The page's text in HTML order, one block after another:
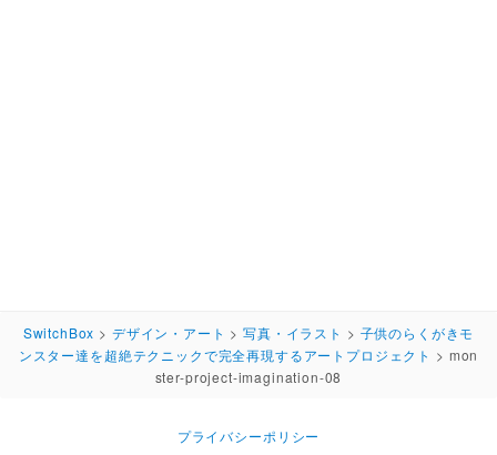
SwitchBox > デザイン・アート >写真・イラスト > 子供のらくがきモ
ンスター達を超絶テクニックで完全再現するアートプロジェクト > mon
ster-project-imagination-08
プライバシーポリシー